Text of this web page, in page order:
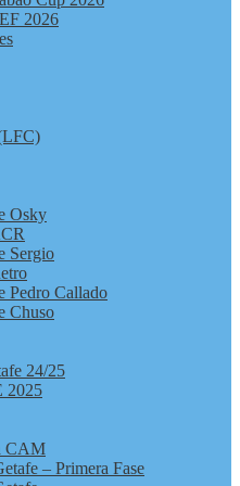
2026
Osky
Sergio
Pedro Callado
Chuso
24/25
2025
CAM
– Primera Fase